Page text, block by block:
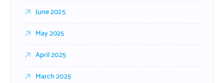
June 2025
May 2025
April 2025
March 2025